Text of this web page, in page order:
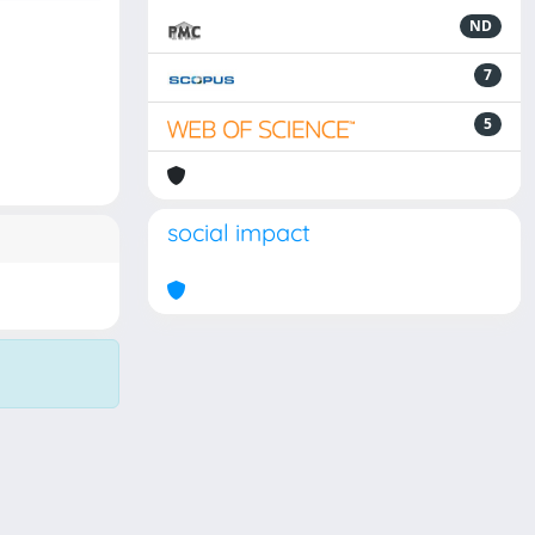
ND
7
5
social impact